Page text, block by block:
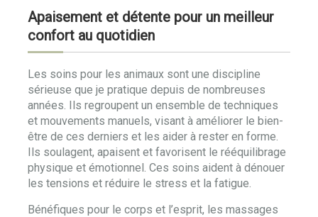
Apaisement et détente pour un meilleur
confort au quotidien
Les soins pour les animaux sont une discipline
sérieuse que je pratique depuis de nombreuses
années. Ils regroupent un ensemble de techniques
et mouvements manuels, visant à améliorer le bien-
être de ces derniers et les aider à rester en forme.
Ils soulagent, apaisent et favorisent le rééquilibrage
physique et émotionnel. Ces soins aident à dénouer
les tensions et réduire le stress et la fatigue.
Bénéfiques pour le corps et l’esprit, les massages